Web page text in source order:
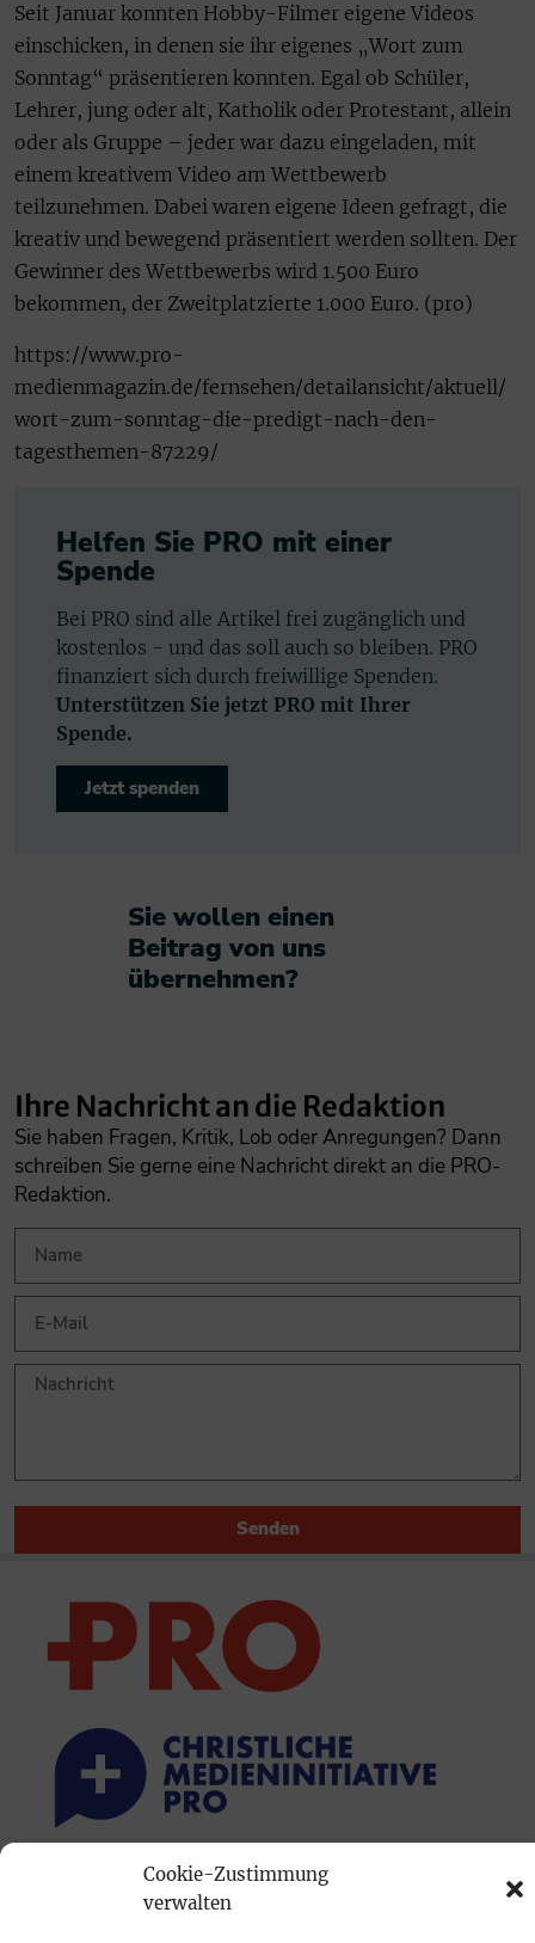
Cookie-Zustimmung
verwalten
Seit Januar konnten Hobby-Filmer eigene Videos
einschicken, in denen sie ihr eigenes „Wort zum
Sonntag“ präsentieren konnten. Egal ob Schüler,
Lehrer, jung oder alt, Katholik oder Protestant, allein
oder als Gruppe – jeder war dazu eingeladen, mit
einem kreativem Video am Wettbewerb
teilzunehmen. Dabei waren eigene Ideen gefragt, die
kreativ und bewegend präsentiert werden sollten. Der
Gewinner des Wettbewerbs wird 1.500 Euro
bekommen, der Zweitplatzierte 1.000 Euro. (pro)
https://www.pro-
medienmagazin.de/fernsehen/detailansicht/aktuell/
wort-zum-sonntag-die-predigt-nach-den-
tagesthemen-87229/
Helfen Sie PRO mit einer
Spende
Bei PRO sind alle Artikel frei zugänglich und
kostenlos - und das soll auch so bleiben. PRO
finanziert sich durch freiwillige Spenden.
Unterstützen Sie jetzt PRO mit Ihrer
Spende.
Jetzt spenden
Sie wollen einen
Beitrag von uns
übernehmen?​
Ihre Nachricht an die Redaktion
Sie haben Fragen, Kritik, Lob oder Anregungen? Dann
schreiben Sie gerne eine Nachricht direkt an die PRO-
Redaktion.
Senden
PRINTAUSGABE